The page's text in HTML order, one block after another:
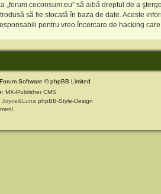
„forum.ceconsum.eu” să aibă dreptul de a
să fie stocată în baza de date. Aceste
pentru vreo încercare de hacking
Software © phpBB Limited
MX-Publisher CMS
Joyce&Luna phpBB-Style-Design